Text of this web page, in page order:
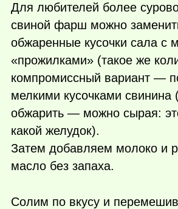
Для любителей более
свиной фарш можно
обжаренные кусочки сала c
«прожилками» (такое же
компромиссный вариант —
мелкими кусочками свинина
обжарить — можно сырая:
какой желудок).
Затем добавляем молоко и
масло без запаха.
Солим по вкусу и